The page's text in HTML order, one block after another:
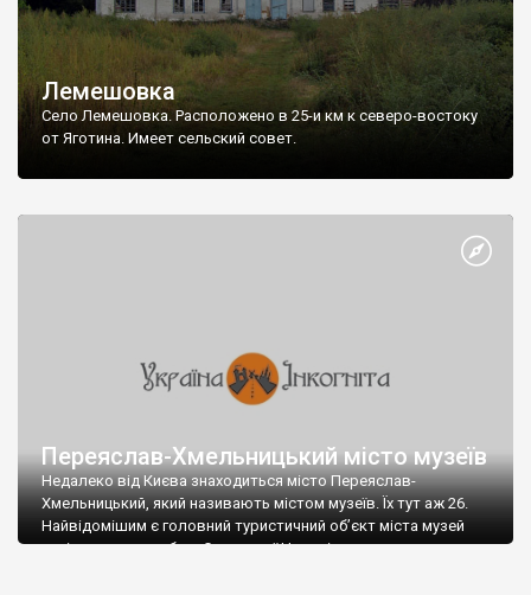
Лемешовка
Село Лемешовка. Расположено в 25-и км к северо-востоку
от Яготина. Имеет сельский совет.
Переяслав-Хмельницький місто музеїв
Недалеко від Києва знаходиться місто Переяслав-
Хмельницький, який називають містом музеїв. Їх тут аж 26.
Найвідомішим є головний туристичний об’єкт міста музей
архітектури та побуту Середньої Наддніпрянщини, – один з